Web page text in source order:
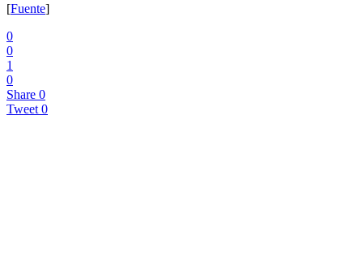
[Fuente]
0
0
1
0
Share 0
Tweet 0